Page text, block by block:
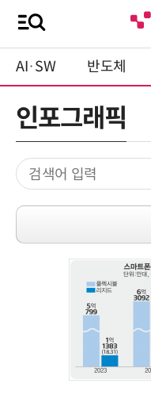
AI·SW 반도체
인포그래픽